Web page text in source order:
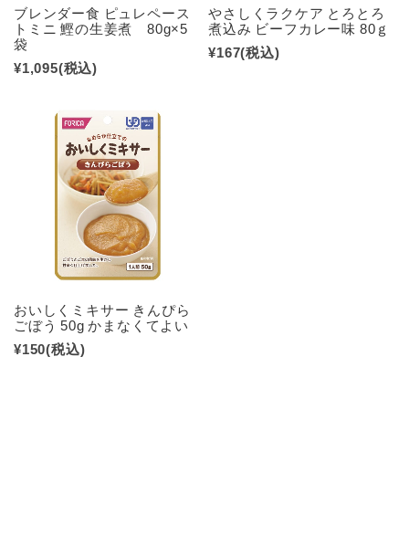
ブレンダー食 ピュレペース
トミニ 鰹の生姜煮 80g×5
袋
¥1,095(税込)
やさしくラクケア とろとろ
煮込み ビーフカレー味 80ｇ
¥167(税込)
おいしくミキサー きんぴら
ごぼう 50g かまなくてよい
¥150(税込)